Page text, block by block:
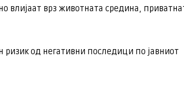
влијаат врз животната средина,
од негативни последици по јавниот